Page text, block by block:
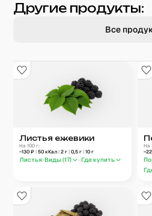
Другие продукты:
Все
Листья ежевики
На 100 г:
~130 ₽| 50 кКал| 2 г| 0,5 г| 10 г
Листья Виды (17) Где купить
На
~